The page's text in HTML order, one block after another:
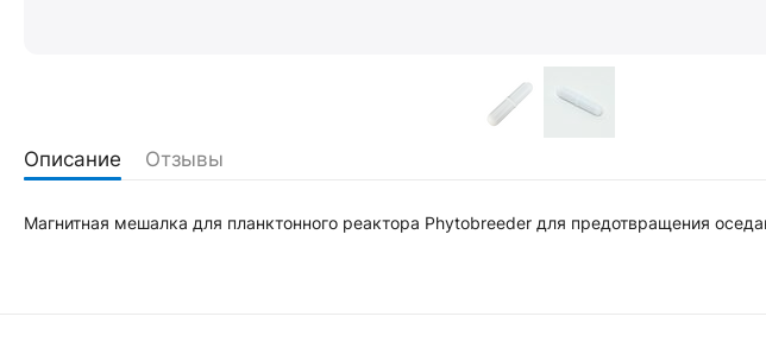
Описание Отзывы
Магнитная мешалка для планктонного реактора Phytobreeder для предотвращения